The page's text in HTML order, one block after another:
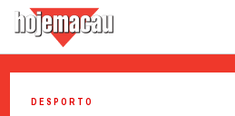
DESPORTO